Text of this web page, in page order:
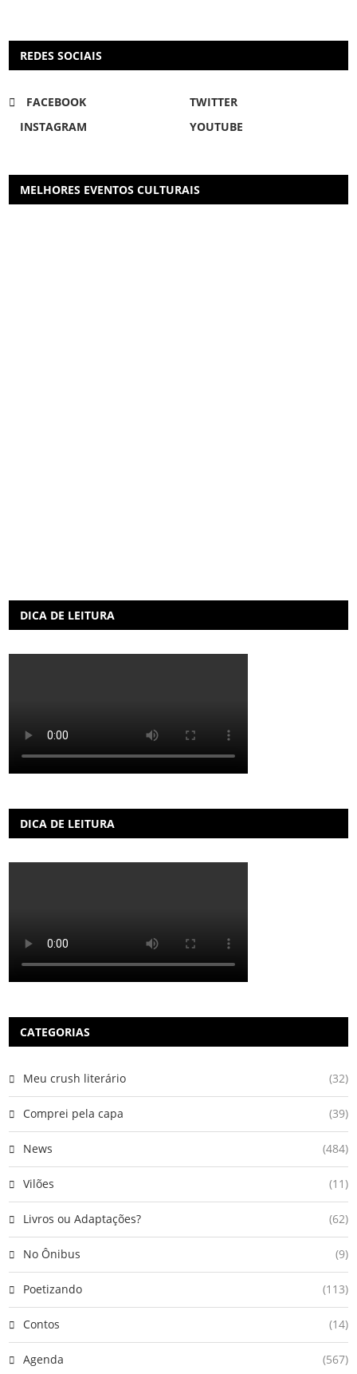
REDES SOCIAIS
FACEBOOK
TWITTER
INSTAGRAM
YOUTUBE
MELHORES EVENTOS CULTURAIS
DICA DE LEITURA
DICA DE LEITURA
CATEGORIAS
Meu crush literário (32)
Comprei pela capa (39)
News (484)
Vilões (11)
Livros ou Adaptações? (62)
No Ônibus (9)
Poetizando (113)
Contos (14)
Agenda (567)